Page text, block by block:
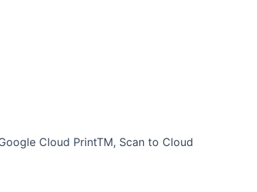
Cloud PrintTM, Scan to Cloud